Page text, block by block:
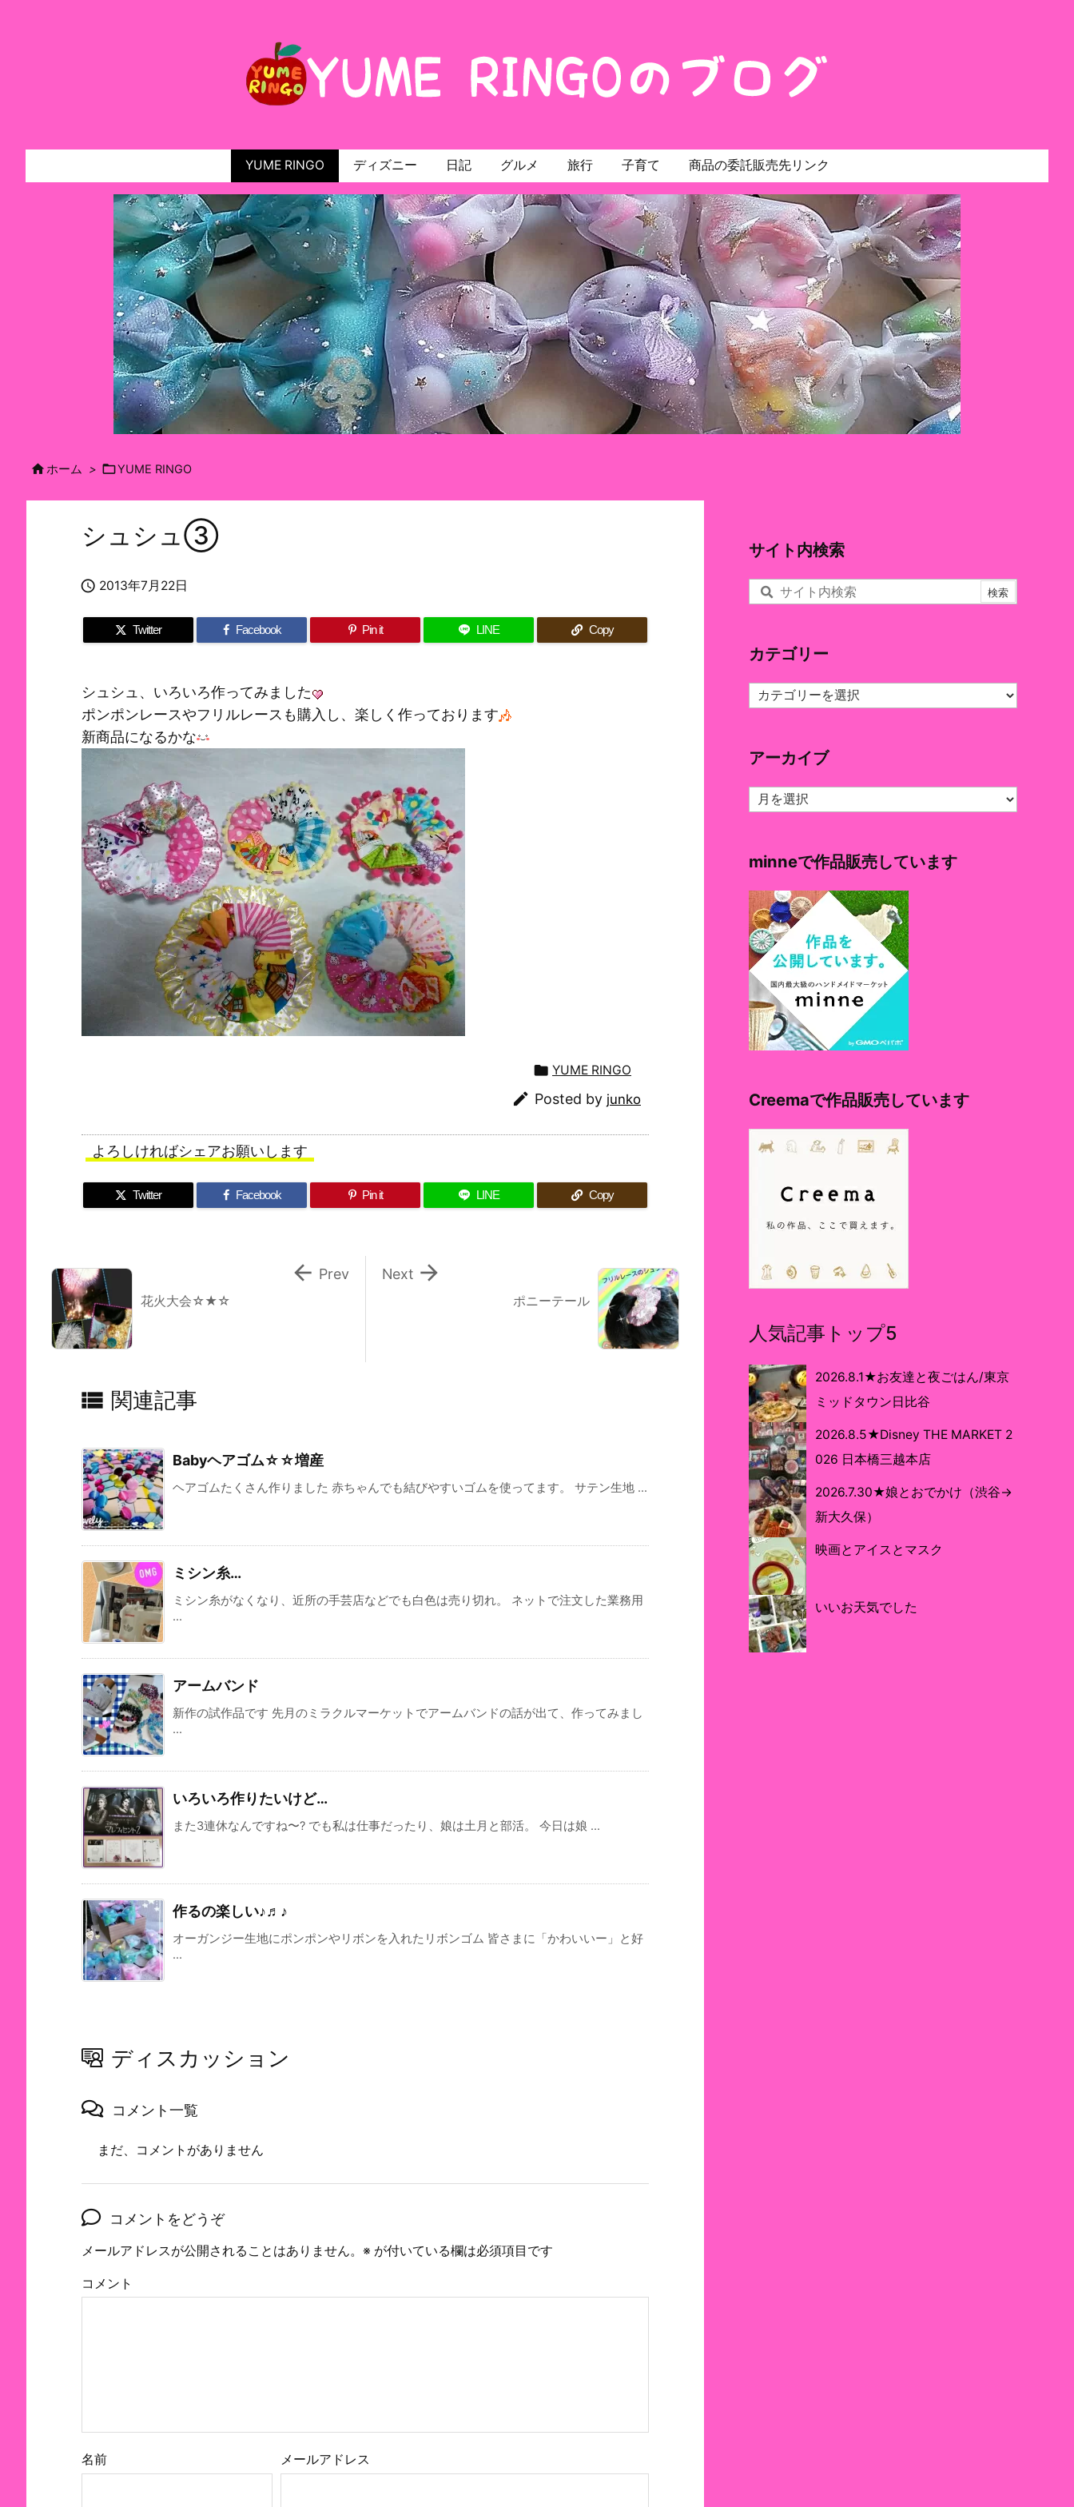
YUME RINGO ディズニー 日記 グルメ 旅行 子育て 商品の委託販売先リンク
ホーム > YUME RINGO
シュシュ③
 2013年7月22日
Twitter Facebook Pin it LINE Copy
シュシュ、いろいろ作ってみました
ポンポンレースやフリルレースも購入し、楽しく作っております
新商品になるかな
 YUME RINGO
 Posted by junko
よろしければシェアお願いします
Twitter Facebook Pin it LINE Copy
ポニーテール

Next
花火大会☆★☆
 Prev
 関連記事
Babyヘアゴム☆☆増産
ヘアゴムたくさん作りました 赤ちゃんでも結びやすいゴムを使ってます。 サテン生地 ...
ミシン糸…
ミシン糸がなくなり、近所の手芸店などでも白色は売り切れ。 ネットで注文した業務用
...
アームバンド
新作の試作品です 先月のミラクルマーケットでアームバンドの話が出て、作ってみまし
...
いろいろ作りたいけど…
また3連休なんですね〜? でも私は仕事だったり、娘は土月と部活。 今日は娘 ...
作るの楽しい♪♬♪
オーガンジー生地にポンポンやリボンを入れたリボンゴム 皆さまに「かわいいー」と好
...
ディスカッション
コメント一覧
まだ、コメントがありません
コメントをどうぞ
メールアドレスが公開されることはありません。 ※ が付いている欄は必須項目です
コメント
名前 メールアドレス
サイト内検索
カテゴリー
カ
テ
ー
アーカイブ
ア
ー
ブ
minneで作品販売しています
Creemaで作品販売しています
人気記事トップ5
2026.8.1★お友達と夜ごはん/東京
ミッドタウン日比谷
2026.8.5★Disney THE MARKET 2
026 日本橋三越本店
2026.7.30★娘とおでかけ（渋谷→
新大久保）
映画とアイスとマスク
いいお天気でした